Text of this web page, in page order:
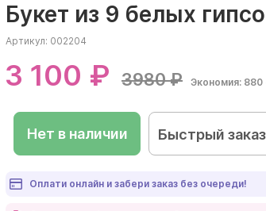
Букет из 9 белых
Артикул: 002204
3 100 ₽ 3980 ₽ Экономия: 880
Нет в наличии Быстрый заказ
Оплати онлайн и забери заказ без очереди!